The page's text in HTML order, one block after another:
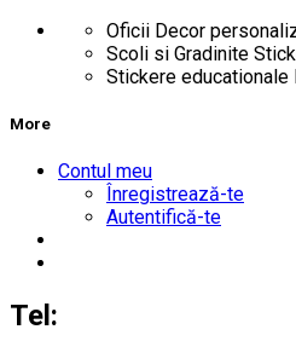
Oficii Decor
Scoli si Gradinite
Stickere educationale
More
Contul meu
Înregistrează-te
Autentifică-te
Tel: